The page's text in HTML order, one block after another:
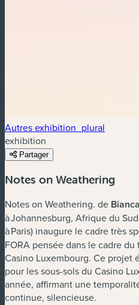
Autres exhibition_plural
exhibition
Partager
Notes on Weathering
Notes on Weathering. de
à Johannesburg, Afrique du
à Paris) inaugure le cadre très
FORA pensée dans le cadre
Casino Luxembourg. Ce projet
pour les sous-sols du Casino
année, affirmant une
continue, silencieuse.